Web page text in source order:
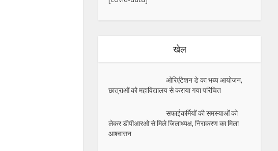
खेल
ओरिएंटेशन डे का भब्य आयोजन,
छात्राओं को महाविद्यालय से कराया गया परिचित
सफाईकर्मियों की समस्याओं को
लेकर डीपीआरओ से मिले जिलाध्यक्ष, निराकरण का मिला
आश्वासन